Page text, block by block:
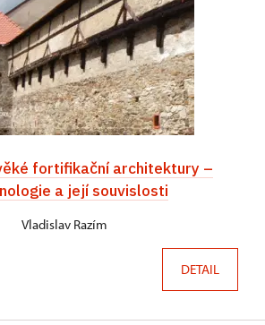
fortifikační architektury –
a její souvislosti
Vladislav Razím
DETAIL